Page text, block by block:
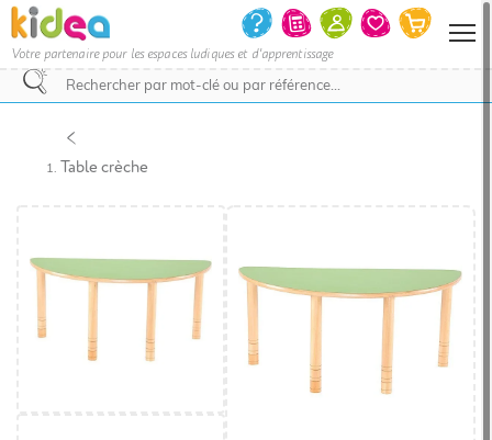
Votre partenaire pour les espaces ludiques et d'apprentissage
invitons
pour
savoir
projet
d’achat
bénéficie
Table crèche